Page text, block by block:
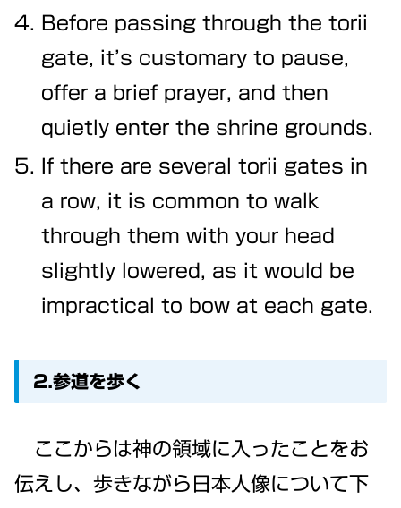
Before passing through the torii
gate, it’s customary to pause,
offer a brief prayer, and then
quietly enter the shrine grounds.
If there are several torii gates in
a row, it is common to walk
through them with your head
slightly lowered, as it would be
impractical to bow at each gate.
2.参道を歩く
ここからは神の領域に入ったことをお
伝えし、歩きながら日本人像について下